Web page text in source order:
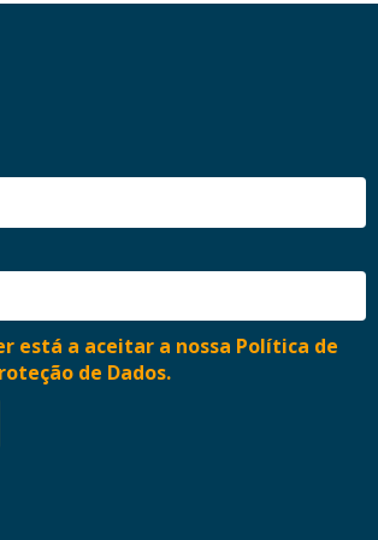
está a aceitar a nossa Política de
de Dados.